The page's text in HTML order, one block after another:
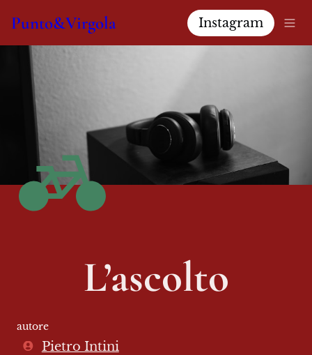
Punto&Virgola Instagram
L’ascolto
autore
Pietro Intini